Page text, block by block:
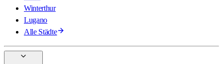
Winterthur
Lugano
Alle Städte